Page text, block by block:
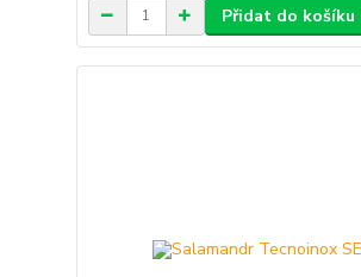
Přidat do košíku